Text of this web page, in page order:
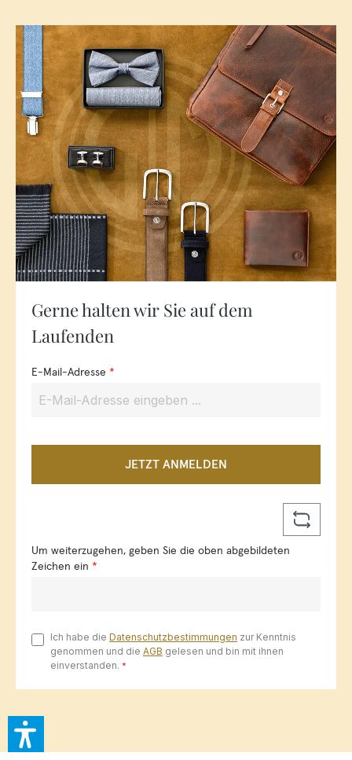
Gerne halten wir Sie auf dem
Laufenden
E-Mail-Adresse *
JETZT ANMELDEN
Um weiterzugehen, geben Sie die oben abgebildeten
Zeichen ein *
Ich habe die Datenschutzbestimmungen zur Kenntnis
genommen und die AGB gelesen und bin mit ihnen
einverstanden. *